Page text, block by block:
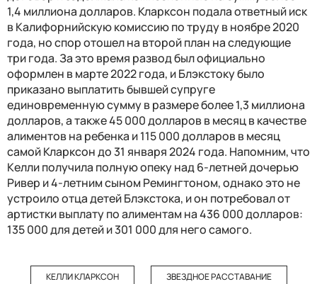
1,4 миллиона долларов. Кларксон подала ответный иск
в Калифорнийскую комиссию по труду в ноябре 2020
года, но спор отошел на второй план на следующие
три года. За это время развод был официально
оформлен в марте 2022 года, и Блэкстоку было
приказано выплатить бывшей супруге
единовременную сумму в размере более 1,3 миллиона
долларов, а также 45 000 долларов в месяц в качестве
алиментов на ребенка и 115 000 долларов в месяц
самой Кларксон до 31 января 2024 года. Напомним, что
Келли получила полную опеку над 6-летней дочерью
Ривер и 4-летним сыном Ремингтоном, однако это не
устроило отца детей Блэкстока, и он потребовал от
артистки выплату по алиментам на 436 000 долларов:
135 000 для детей и 301 000 для него самого.
КЕЛЛИ КЛАРКСОН ЗВЕЗДНОЕ РАССТАВАНИЕ